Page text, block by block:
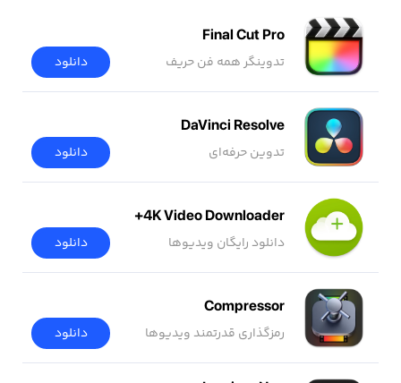
Final Cut Pro
تدوینگر همه فن حریف دانلود
DaVinci Resolve
تدوین حرفه‌ای دانلود
4K Video Downloader+
دانلود رایگان ویدیوها دانلود
Compressor
رمزگذاری قدرتمند ویدیوها دانلود